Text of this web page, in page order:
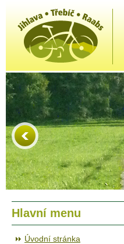
Hlavní menu
Úvodní stránka